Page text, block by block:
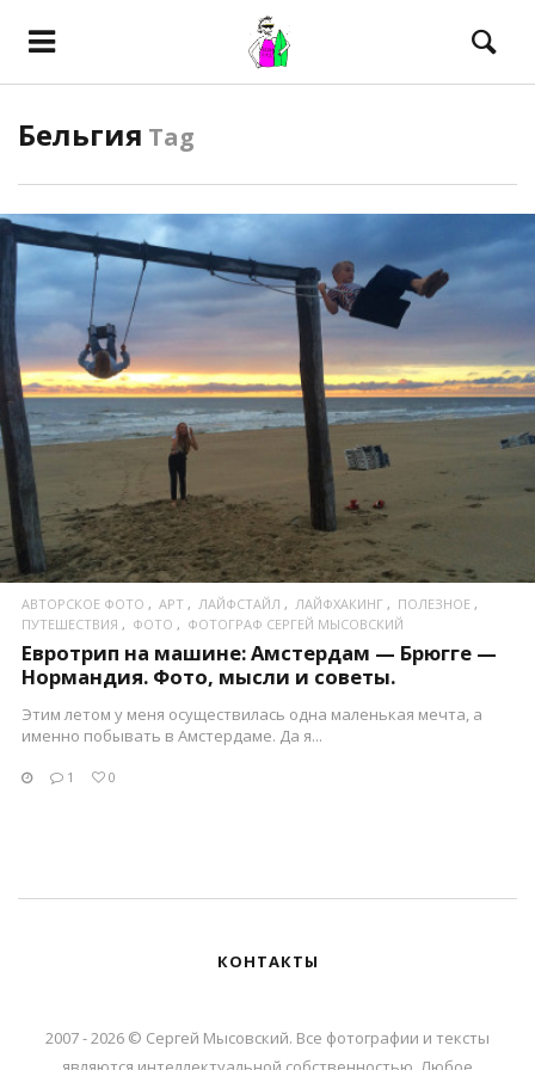
Бельгия Tag
ПОСМОТРЕТЬ
АВТОРСКОЕ ФОТО АРТ ЛАЙФСТАЙЛ ЛАЙФХАКИНГ
ПОЛЕЗНОЕ
ПУТЕШЕСТВИЯ
ФОТО ФОТОГРАФ СЕРГЕЙ МЫСОВСКИЙ
Евротрип на машине: Амстердам — Брюгге —
Нормандия. Фото, мысли и советы.
Этим летом у меня осуществилась одна маленькая мечта, а
именно побывать в Амстердаме. Да я...
1 0
КОНТАКТЫ
2007 - 2026 © Сергей Мысовский. Все фотографии и тексты